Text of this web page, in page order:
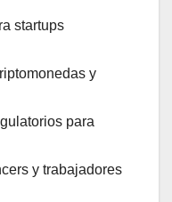
startups
y
para
y trabajadores